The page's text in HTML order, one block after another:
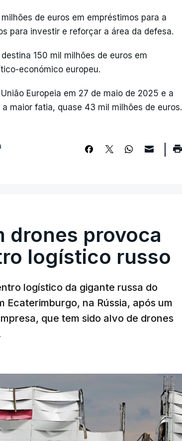
de euros em empréstimos para a
para investir e reforçar a área da defesa.
150 mil milhões de euros em
económico europeu.
Europeia em 27 de maio de 2025 e a
maior fatia, quase 43 mil milhões de euros.
drones provoca
logístico russo
logístico da gigante russa do
na Rússia, após um
que tem sido alvo de drones